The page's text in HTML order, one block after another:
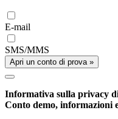
E-mail
SMS/MMS
Apri un conto di prova »
Informativa sulla privacy
Conto demo, informazioni